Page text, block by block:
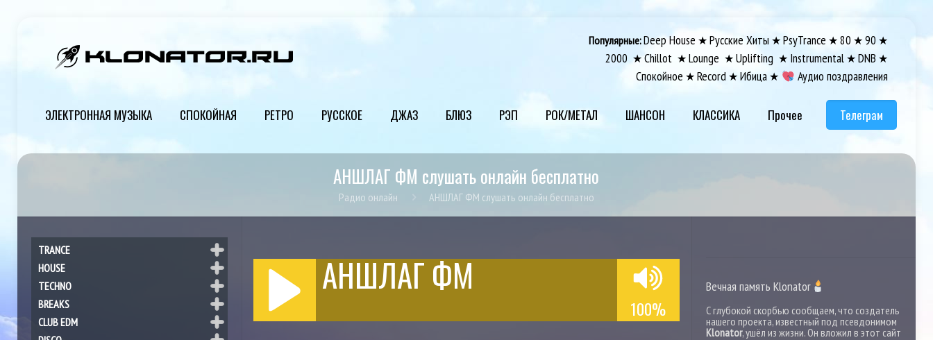
ЭЛЕКТРОННАЯ МУЗЫКА СПОКОЙНАЯ РЕТРО РУССКОЕ ДЖАЗ БЛЮЗ РЭП РОК/МЕТАЛ ШАНСОН КЛАССИКА Прочее
Популярные:Deep House ★Русские Хиты ★PsyTrance ★80 ★90 ★
2000 ★Chillot ★Lounge ★Uplifting ★ Instrumental ★DNB ★
Спокойное ★Record ★Ибица ★ Аудио поздравления
Телеграм
АНШЛАГ ФМ слушать онлайн бесплатно
Радио онлайн АНШЛАГ ФМ слушать онлайн бесплатно
АНШЛАГ ФМ
100%
TRANCE
HOUSE
TECHNO
BREAKS
CLUB EDM
Вечная память Klonator
С глубокой скорбью сообщаем, что создатель
нашего проекта, известный под псевдонимом
Klonator, ушёл из жизни. Он вложил в этот сайт